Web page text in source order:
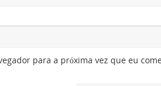
para a próxima vez que eu